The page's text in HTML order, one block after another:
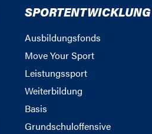
SPORTENTWICKLUNG
Ausbildungsfonds
Move Your Sport
Leistungssport
Weiterbildung
Basis
Grundschuloffensive